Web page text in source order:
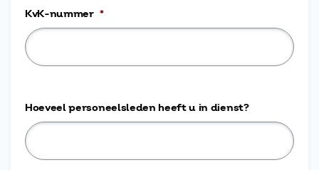
KvK-nummer *
Hoeveel personeelsleden heeft u in dienst?